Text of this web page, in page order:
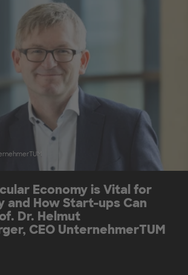
Economy is Vital for
and How Start-ups Can
Dr. Helmut
CEO UnternehmerTUM